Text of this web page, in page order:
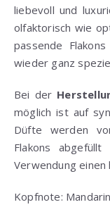
liebevoll und
olfaktorisch wie
passende
wieder ganz
Bei der
möglich ist auf
Düfte werden
Flakons
Verwendung einen
Kopfnote: